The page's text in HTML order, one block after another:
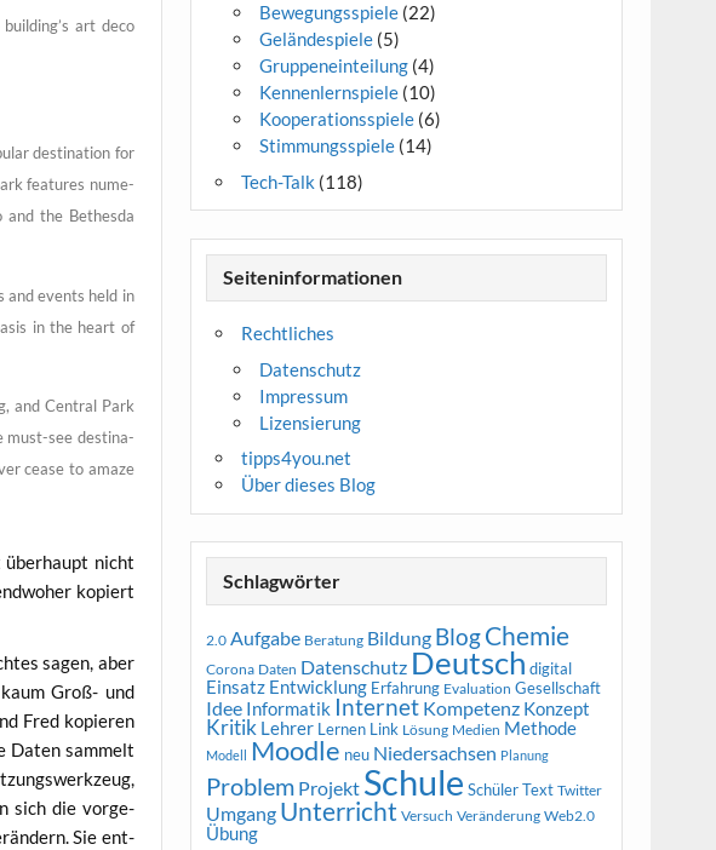
art deco
desti­na­ti­on for
fea­tures num­e­
and the Bethes­da
and events held in
in the heart of
and Cen­tral Park
must-see desti­na­
cea­se to ama­ze
nicht
kopiert
sagen, aber
Groß- und
Fred kopie­ren
Daten sam­melt
sich die vor­ge­
Sie ent­
Bewegungsspiele (22)
Geländespiele (5)
Gruppeneinteilung (4)
Kennenlernspiele (10)
Kooperationsspiele (6)
Stimmungsspiele (14)
Tech-Talk (118)
Seiteninformationen
Rechtliches
Datenschutz
Impressum
Lizensierung
tipps4you.net
Über dieses Blog
Schlagwörter
2.0 Aufgabe Beratung Bildung BlogChemie
Corona Daten Datenschutz Deutsch digital
Einsatz Entwicklung Erfahrung Evaluation Gesellschaft
Idee Informatik Internet Kompetenz Konzept
Kritik Lehrer Lernen Link Lösung Medien Methode
Modell Moodle neu Niedersachsen Planung
Problem Projekt Schule Schüler Text Twitter
Umgang Unterricht Versuch Veränderung Web2.0
Übung